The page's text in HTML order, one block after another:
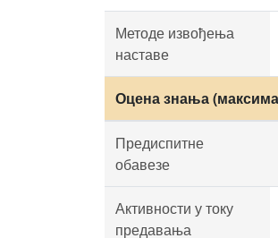
Методе извођења
наставе
Оцена знања
Предиспитне
обавезе
Активности у току
предавања